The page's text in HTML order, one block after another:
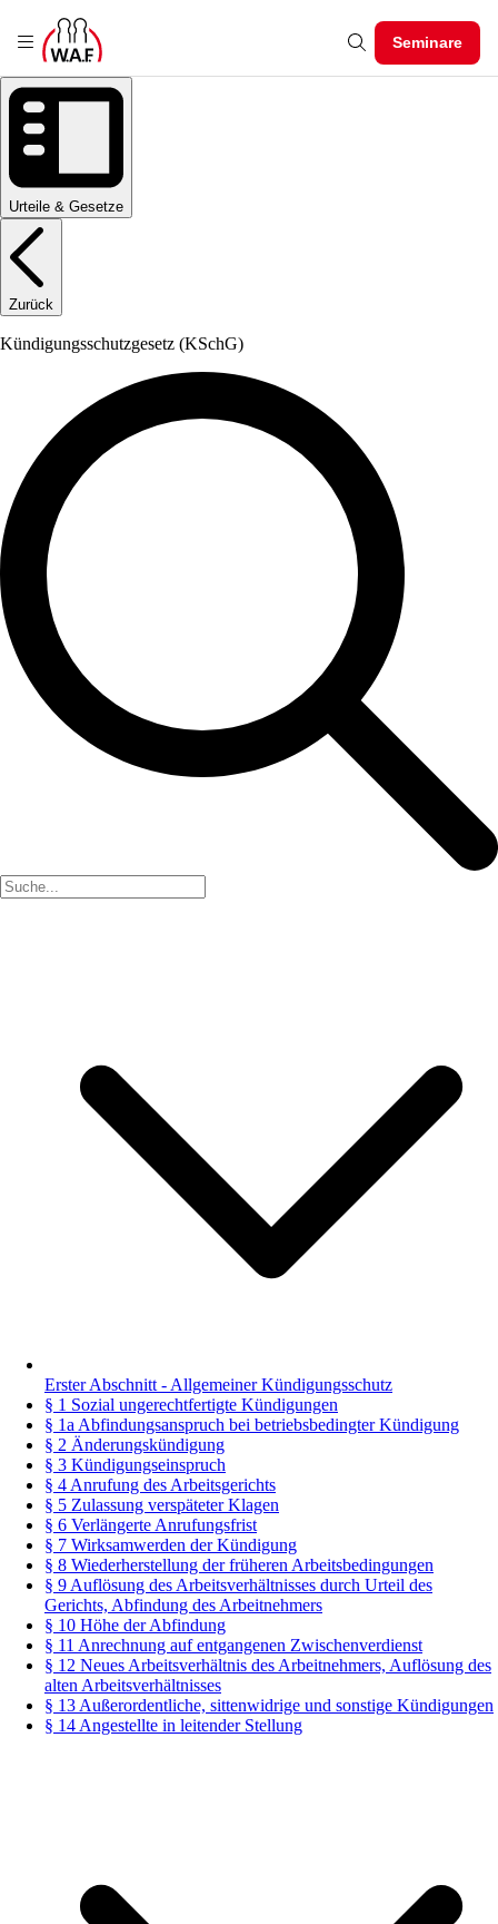
Seminare
Urteile & Gesetze
Zurück
Kündigungsschutzgesetz (KSchG)
Erster Abschnitt - Allgemeiner Kündigungsschutz
§ 1 Sozial ungerechtfertigte Kündigungen
§ 1a Abfindungsanspruch bei betriebsbedingter Kündigung
§ 2 Änderungskündigung
§ 3 Kündigungseinspruch
§ 4 Anrufung des Arbeitsgerichts
§ 5 Zulassung verspäteter Klagen
§ 6 Verlängerte Anrufungsfrist
§ 7 Wirksamwerden der Kündigung
§ 8 Wiederherstellung der früheren Arbeitsbedingungen
§ 9 Auflösung des Arbeitsverhältnisses durch Urteil des
Gerichts, Abfindung des Arbeitnehmers
§ 10 Höhe der Abfindung
§ 11 Anrechnung auf entgangenen Zwischenverdienst
§ 12 Neues Arbeitsverhältnis des Arbeitnehmers, Auflösung des
alten Arbeitsverhältnisses
§ 13 Außerordentliche, sittenwidrige und sonstige Kündigungen
§ 14 Angestellte in leitender Stellung